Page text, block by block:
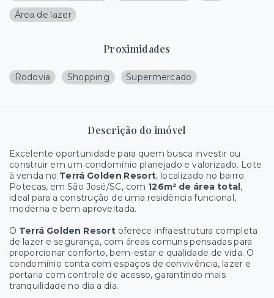
Área de lazer
Proximidades
Rodovia Shopping Supermercado
Descrição do imóvel
Excelente oportunidade para quem busca investir ou
construir em um condomínio planejado e valorizado. Lote
à venda no Terrá Golden Resort, localizado no bairro
Potecas, em São José/SC, com 126m² de área total,
ideal para a construção de uma residência funcional,
moderna e bem aproveitada.
O Terrá Golden Resort oferece infraestrutura completa
de lazer e segurança, com áreas comuns pensadas para
proporcionar conforto, bem-estar e qualidade de vida. O
condomínio conta com espaços de convivência, lazer e
portaria com controle de acesso, garantindo mais
tranquilidade no dia a dia.